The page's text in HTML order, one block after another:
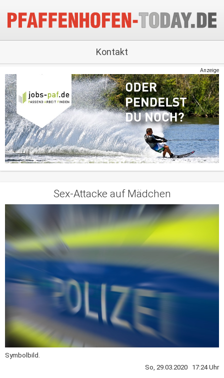
Kontakt
Anzeige
Sex-Attacke auf Mädchen
Symbolbild.
So, 29.03.2020 17:24 Uhr